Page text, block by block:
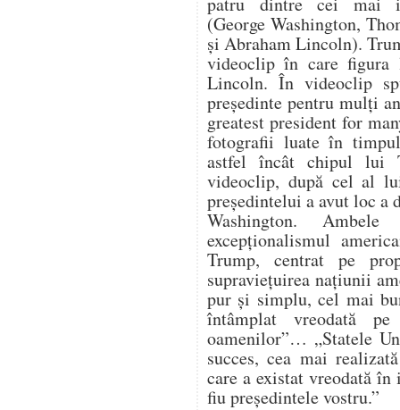
(George Washington,
și Abraham Lincoln).
videoclip în care figura
Lincoln. În videoclip
președinte pentru mulți
greatest president for
fotografii luate în
astfel încât chipul lui
videoclip, după cel al
președintelui a avut loc a
Washington.
excepționalismul
Trump, centrat pe
supraviețuirea națiunii
pur și simplu, cel mai
întâmplat vreodată
oamenilor”… „Statele
succes, cea mai
care a existat vreodată
fiu președintele vostru.”